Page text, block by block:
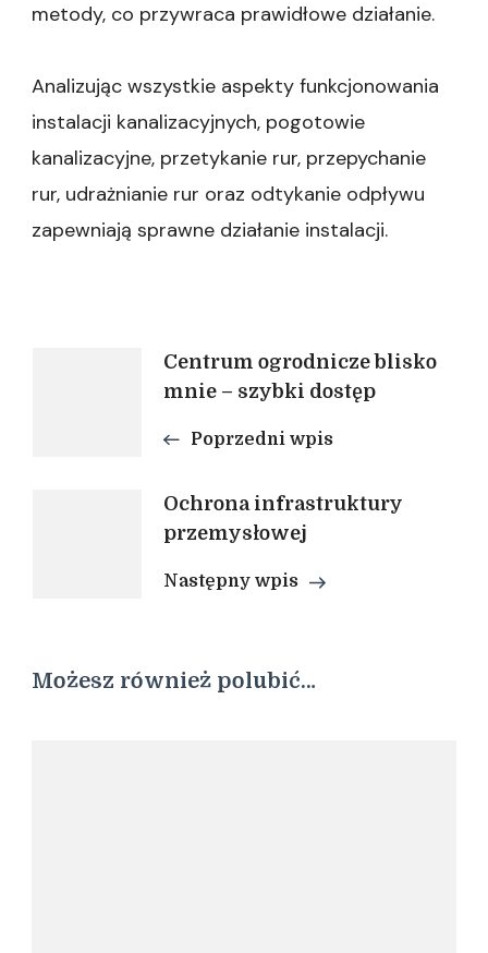
metody, co przywraca prawidłowe działanie.
Analizując wszystkie aspekty funkcjonowania
instalacji kanalizacyjnych, pogotowie
kanalizacyjne, przetykanie rur, przepychanie
rur, udrażnianie rur oraz odtykanie odpływu
zapewniają sprawne działanie instalacji.
Nawigacja
wpisu
Centrum ogrodnicze blisko
mnie – szybki dostęp
Poprzedni wpis
Ochrona infrastruktury
przemysłowej
Następny wpis
Możesz również polubić…